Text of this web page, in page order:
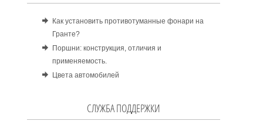
Как установить противотуманные фонари на
Гранте?
Поршни: конструкция, отличия и
применяемость.
Цвета автомобилей
СЛУЖБА ПОДДЕРЖКИ